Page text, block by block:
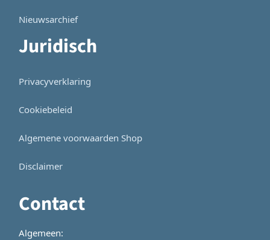
Nieuwsarchief
Juridisch
Privacyverklaring
Cookiebeleid
Algemene voorwaarden Shop
Disclaimer
Contact
Algemeen: